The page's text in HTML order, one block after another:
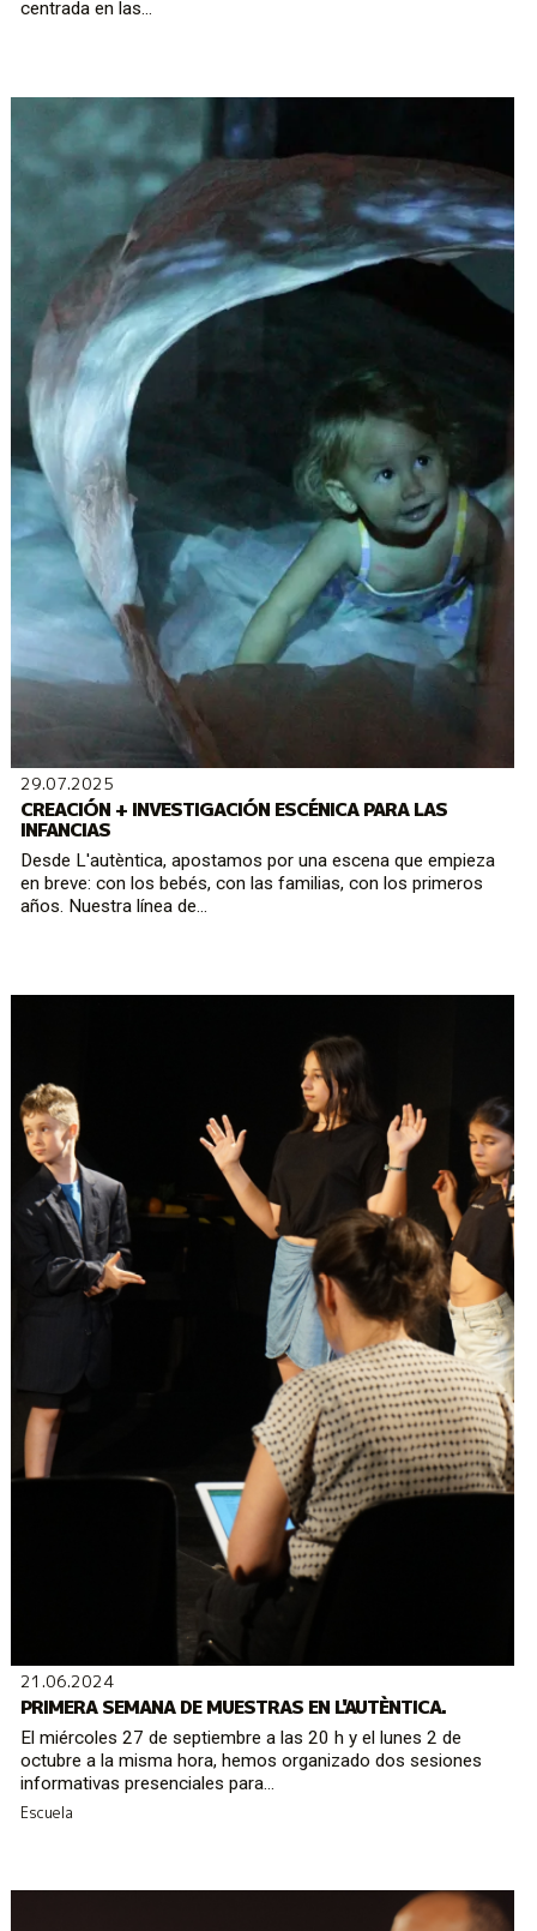
centrada en las...
29.07.2025
CREACIÓN + INVESTIGACIÓN ESCÉNICA PARA LAS
INFANCIAS
Desde L'autèntica, apostamos por una escena que empieza
en breve: con los bebés, con las familias, con los primeros
años. Nuestra línea de...
21.06.2024
PRIMERA SEMANA DE MUESTRAS EN L'AUTÈNTICA.
El miércoles 27 de septiembre a las 20 h y el lunes 2 de
octubre a la misma hora, hemos organizado dos sesiones
informativas presenciales para...
Escuela